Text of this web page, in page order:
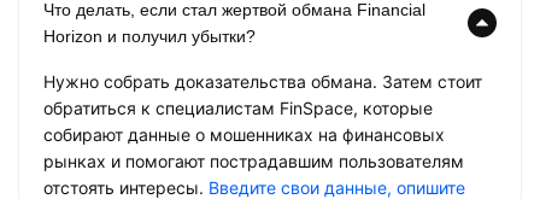
Что делать, если стал жертвой обмана Financial
Horizon и получил убытки?
Нужно собрать доказательства обмана. Затем стоит
обратиться к специалистам FinSpace, которые
собирают данные о мошенниках на финансовых
рынках и помогают пострадавшим пользователям
отстоять интересы. Введите свои данные, опишите